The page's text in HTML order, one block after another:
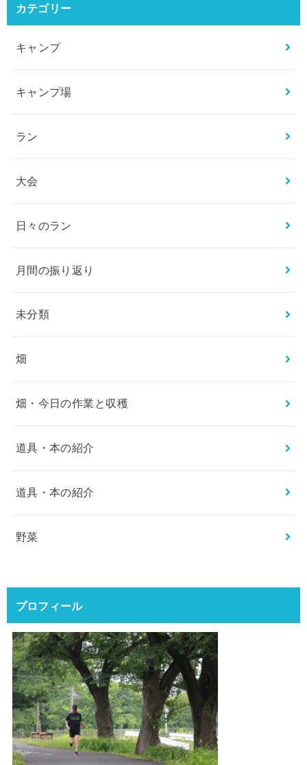
カテゴリー
キャンプ
キャンプ場
ラン
大会
日々のラン
月間の振り返り
未分類
畑
畑・今日の作業と収穫
道具・本の紹介
道具・本の紹介
野菜
プロフィール